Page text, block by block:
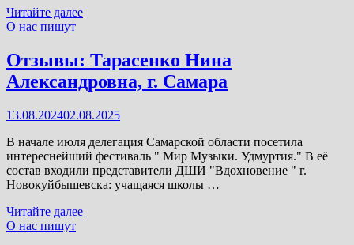
Отзывы:
Горбунов
Читайте далее
О нас пишут
Отзывы: Тарасенко Нина
Александровна, г. Самара
13.08.202402.08.2025
В начале июля делегация Самарской области посетила
интереснейший фестиваль " Мир Музыки. Удмуртия." В её
состав входили представители ДШИ "Вдохновение " г.
Новокуйбышевска: учащаяся школы …
Отзывы:
Тарасенко
Читайте далее
О нас пишут